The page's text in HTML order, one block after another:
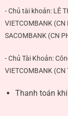
- Chủ tài khoản: LÊ
VIETCOMBANK
SACOMBANK (CN
- Chủ Tài Khoản:
VIETCOMBANK (CN
Thanh toán